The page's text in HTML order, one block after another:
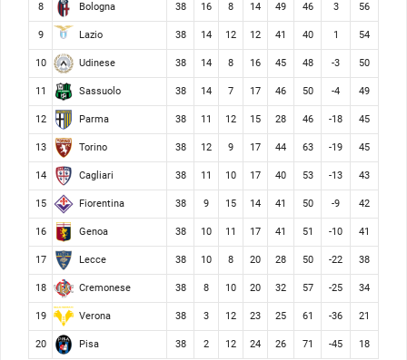
8 Bologna 38 16 8 14 49 46 3 56
9 Lazio 38 14 12 12 41 40 1 54
10 Udinese 38 14 8 16 45 48 -3 50
11 Sassuolo 38 14 7 17 46 50 -4 49
12 Parma 38 11 12 15 28 46 -18 45
13 Torino 38 12 9 17 44 63 -19 45
14 Cagliari 38 11 10 17 40 53 -13 43
15 Fiorentina 38 9 15 14 41 50 -9 42
16 Genoa 38 10 11 17 41 51 -10 41
17 Lecce 38 10 8 20 28 50 -22 38
18 Cremonese 38 8 10 20 32 57 -25 34
19 Verona 38 3 12 23 25 61 -36 21
20 Pisa 38 2 12 24 26 71 -45 18